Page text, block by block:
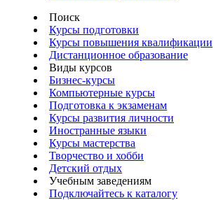
Поиск
Курсы подготовки
Курсы повышения квалификации
Дистанционное образование
Виды курсов
Бизнес-курсы
Компьютерные курсы
Подготовка к экзаменам
Курсы развития личности
Иностранные языки
Курсы мастерства
Творчество и хобби
Детский отдых
Учебным заведениям
Подключайтесь к каталогу